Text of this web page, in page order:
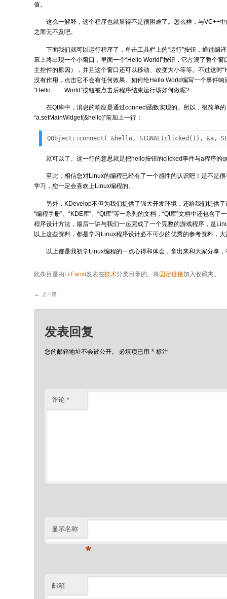
值。
这么一解释，这个程序也就显得不是很困难了。怎么样，与VC++
之而无不及吧。
下面我们就可以运行程序了，单击工具栏上的“运行”按钮，通过编
幕上将出现一个小窗口，里面一个“Hello World!”按钮，它占满了整个
主控件的原因），并且这个窗口还可以移动、改变大小等等。不过这时
没有作用，点击它不会有任何效果。如何给Hello World编写一个事件响
“Hello World”按钮被点击后程序结束运行该如何做呢?
在Qt库中，消息的响应是通过connect函数实现的。所以，很简单
“a.setMainWidget(&hello)”前加上一行：
QObject::connect( &hello, SIGNAL(clicked()), &a,
就可以了。这一行的意思就是把hello按钮的clicked事件与a程序的
至此，相信您对Linux的编程已经有了一个感性的认识吧！是不是
学习，您一定会喜欢上Linux编程的。
另外，KDevelop不但为我们提供了强大开发环境，还给我们提供
“编程手册”、“KDE库”、“Qt库”等一系列的文档，“Qt库”文档中还包含了
程序设计方法，最后一讲与我们一起完成了一个完整的游戏程序，是
以上这些资料，都是学习Linux程序设计必不可少的优秀的参考资料，
以上都是我初学Linux编程的一点心得和体会，拿出来和大家分享
此条目是由 Li Fanxi发表在技术分类目录的。将固定链接加入收藏夹。
文章导航
← 上一篇
发表回复
您的邮箱地址不会被公开。 必填项已用 * 标注
评论*
显示名称
*
邮箱